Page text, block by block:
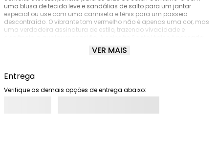
uma blusa de tecido leve e sandálias de salto para um jantar
especial ou use com uma camiseta e tênis para um passeio
descontraído. O vibrante tom vermelho não é apenas uma cor, mas
uma verdadeira assinatura de estilo, trazendo vivacidade e
saia é um testemunho dessa proposta. Aprecie a fluidez e os detalhes
VER MAIS
Entrega
Verifique as demais opções de entrega abaixo: